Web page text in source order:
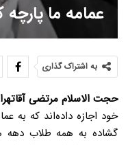
عمامه ما
به اشتراک گذاری
حجت الاسلام مرتضی
خود اجازه داده‌اند که به
گشاده به همه طلاب دهه